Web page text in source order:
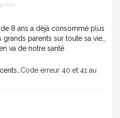
min
de 8 ans a déjà consommé plus
parents sur toute sa vie…
va de notre santé
Code erreur 40 et 41 au